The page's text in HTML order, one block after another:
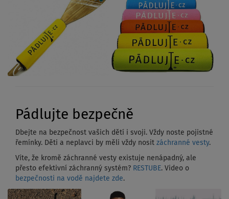
Pádlujte bezpečně
Dbejte na bezpečnost vašich dětí i svoji. Vždy noste pojistné
řemínky. Děti a neplavci by měli vždy nosit záchranné vesty.
Víte, že kromě záchranné vesty existuje nenápadný, ale
přesto efektivní záchranný systém? RESTUBE. Video o
bezpečnosti na vodě najdete zde.